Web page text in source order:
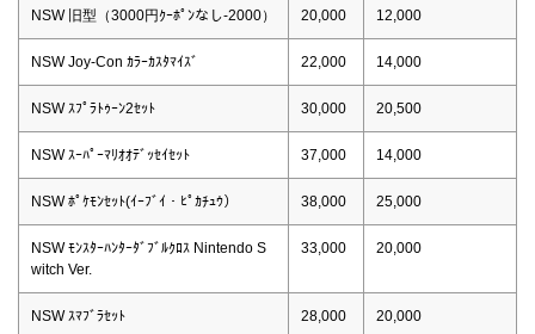
NSW 旧型（3000円ｸｰﾎﾟﾝなし-2000） 20,000 12,000
NSW Joy-Con ｶﾗｰｶｽﾀﾏｲｽﾞ 22,000 14,000
NSW ｽﾌﾟﾗﾄｩｰﾝ2ｾｯﾄ 30,000 20,500
NSW ｽｰﾊﾟｰﾏﾘｵｵﾃﾞｯｾｲｾｯﾄ 37,000 14,000
NSW ﾎﾟｹﾓﾝｾｯﾄ(ｲｰﾌﾞｲ・ﾋﾟｶﾁｭｳ） 38,000 25,000
NSW ﾓﾝｽﾀｰﾊﾝﾀｰﾀﾞﾌﾞﾙｸﾛｽ Nintendo S
witch Ver.
33,000 20,000
NSW ｽﾏﾌﾞﾗｾｯﾄ 28,000 20,000